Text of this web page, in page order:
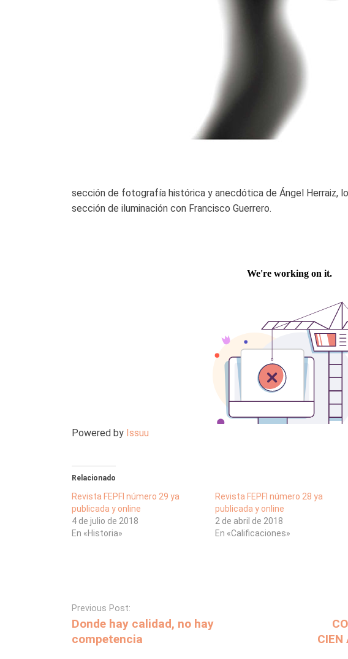
sección de fotografía histórica y anecdótica de Ángel Herraiz,
sección de iluminación con Francisco Guerrero.
Powered by Issuu
Relacionado
Revista FEPFI número 29 ya
publicada y online
4 de julio de 2018
En «Historia»
Revista FEPFI número 28 ya
publicada y online
2 de abril de 2018
En «Calificaciones»
Previous Post:
Donde hay calidad, no hay
competencia
CIEN